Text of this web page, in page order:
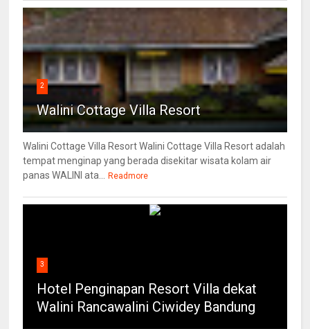
2
Walini Cottage Villa Resort
Walini Cottage Villa Resort Walini Cottage Villa Resort adalah
tempat menginap yang berada disekitar wisata kolam air
panas WALINI ata...
Readmore
3
Hotel Penginapan Resort Villa dekat
Walini Rancawalini Ciwidey Bandung